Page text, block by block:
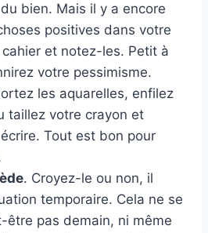
bien. Mais il y a encore
positives dans votre
et notez-les. Petit à
votre pessimisme.
les aquarelles, enfilez
taillez votre crayon et
Tout est bon pour
. Croyez-le ou non, il
temporaire. Cela ne se
être pas demain, ni même